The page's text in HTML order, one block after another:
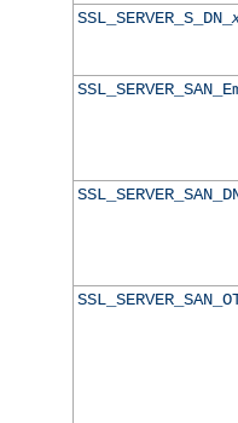
SSL_SERVER_S_DN_